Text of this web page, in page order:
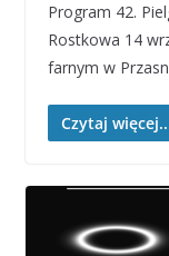
Program 42.
Rostkowa 14
farnym w
Czytaj